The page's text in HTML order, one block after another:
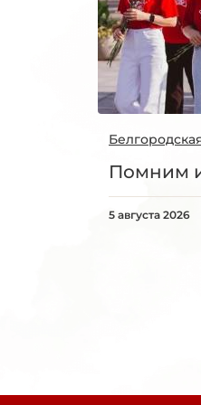
Помним
5 августа 2026